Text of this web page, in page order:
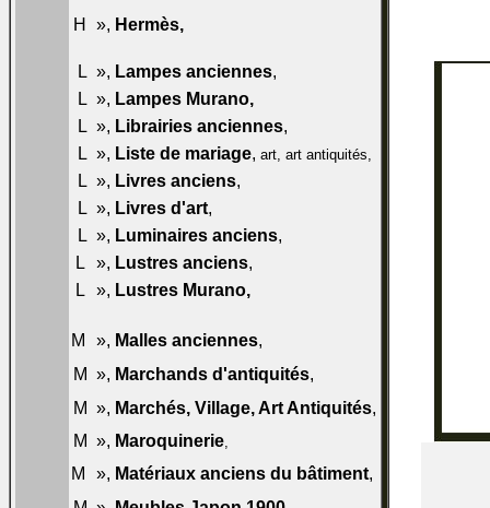
H », Hermès,
L », Lampes anciennes,
L », Lampes Murano,
L », Librairies anciennes,
L », Liste de mariage, art, art antiquités,
L », Livres anciens,
L », Livres d'art,
L », Luminaires anciens,
L », Lustres anciens,
L », Lustres Murano,
M », Malles anciennes,
M », Marchands d'antiquités,
M », Marchés, Village, Art Antiquités,
M », Maroquinerie,
M », Matériaux anciens du bâtiment,